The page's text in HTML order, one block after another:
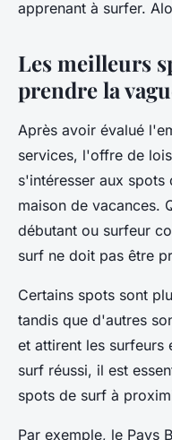
apprenant à surfer.
Les meilleurs
prendre la
Après avoir évalué
services, l'offre de
s'intéresser aux spots
maison de vacances.
débutant ou surfeur
surf ne doit pas être
Certains spots sont
tandis que d'autres
et attirent les surfeurs
surf réussi, il est
spots de surf à
Par exemple, le Pays